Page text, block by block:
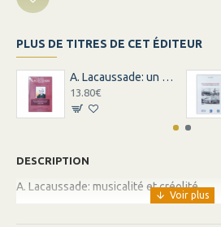
PLUS DE TITRES DE CET ÉDITEUR
A. Lacaussade: un bourbonnais sur les traces du père
13.80€
DESCRIPTION
A. Lacaussade: musicalité et créolité